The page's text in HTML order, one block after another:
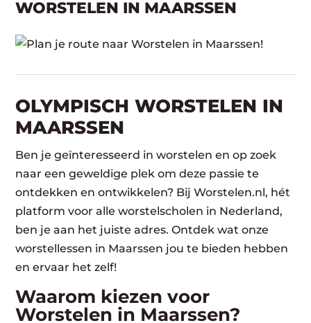
WORSTELEN IN MAARSSEN
OLYMPISCH WORSTELEN IN
MAARSSEN
Ben je geïnteresseerd in worstelen en op zoek
naar een geweldige plek om deze passie te
ontdekken en ontwikkelen? Bij Worstelen.nl, hét
platform voor alle worstelscholen in Nederland,
ben je aan het juiste adres. Ontdek wat onze
worstellessen in Maarssen jou te bieden hebben
en ervaar het zelf!
Waarom kiezen voor
Worstelen in Maarssen?